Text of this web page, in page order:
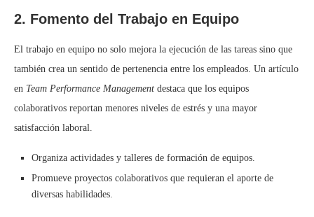
2. Fomento del Trabajo en Equipo
El trabajo en equipo no solo mejora la ejecución de las tareas sino que
también crea un sentido de pertenencia entre los empleados. Un artículo
en Team Performance Management destaca que los equipos
colaborativos reportan menores niveles de estrés y una mayor
satisfacción laboral.
Organiza actividades y talleres de formación de equipos.
Promueve proyectos colaborativos que requieran el aporte de
diversas habilidades.